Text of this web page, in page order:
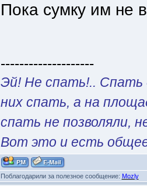
Пока сумку им не
--------------------
Эй! Не спать!..
них спать, а на
спать не позволяли,
Вот это и есть
Поблагодарили за полезное сообщение: Mozly